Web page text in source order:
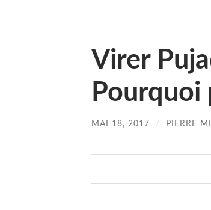
Virer
Pourquoi
MAI 18, 2017 / PIERRE